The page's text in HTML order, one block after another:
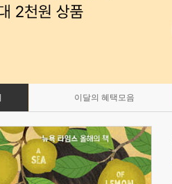
이달의 혜택모음